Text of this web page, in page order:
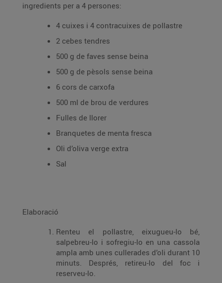
ingredients per a 4 persones:
4 cuixes i 4 contracuixes de pollastre
2 cebes tendres
500 g de faves sense beina
500 g de pèsols sense beina
6 cors de carxofa
500 ml de brou de verdures
Fulles de llorer
Branquetes de menta fresca
Oli d’oliva verge extra
Sal
Elaboració
Renteu el pollastre, eixugueu-lo bé,
salpebreu-lo i sofregiu-lo en una cassola
ampla amb unes cullerades d’oli durant 10
minuts. Després, retireu-lo del foc i
reserveu-lo.